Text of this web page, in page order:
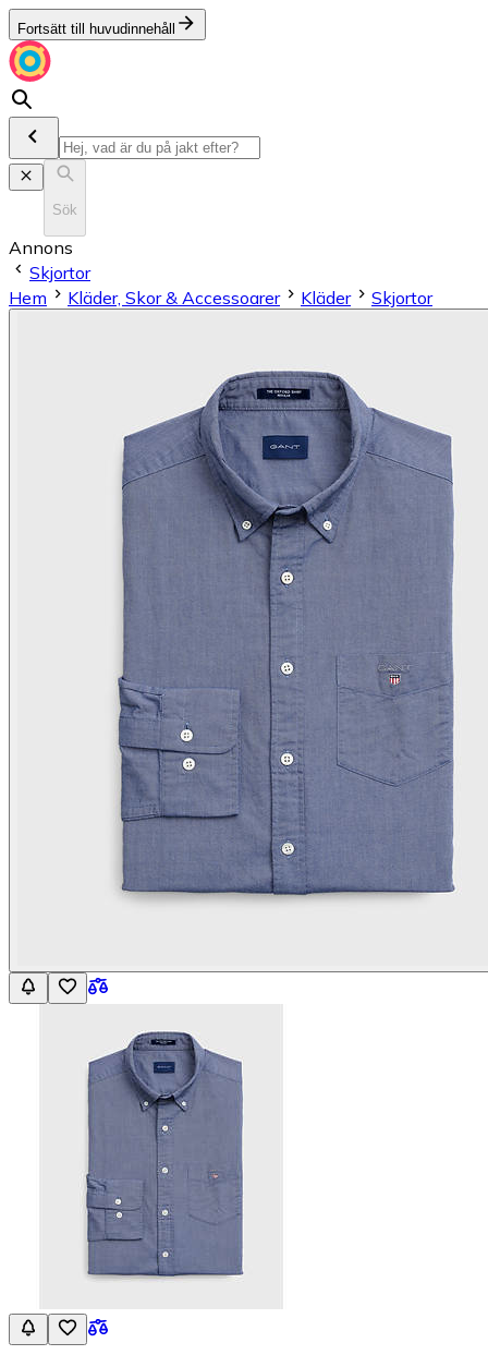
Fortsätt till huvudinnehåll
Sök
Annons
Skjortor
Hem
Kläder, Skor & Accessoarer Kläder Skjortor